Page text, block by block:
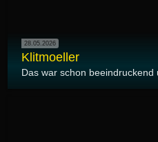
28.05.2026
Klitmoeller
Das war schon beeindruckend